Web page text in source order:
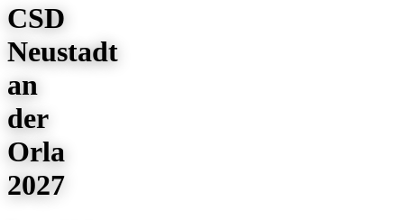
CSD
Neustadt
an
der
Orla
2027